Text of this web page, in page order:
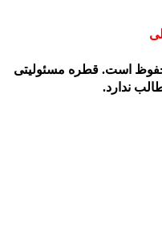
است. قطره مسئولیتی
ندارد.